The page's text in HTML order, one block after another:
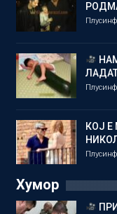
КОЈ
Хумор